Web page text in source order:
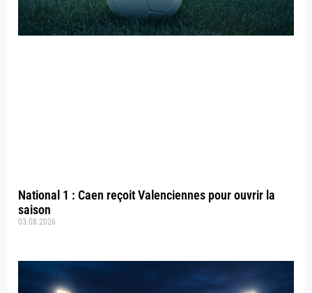
National 1 : Caen reçoit Valenciennes pour ouvrir la
saison
03.08.2026